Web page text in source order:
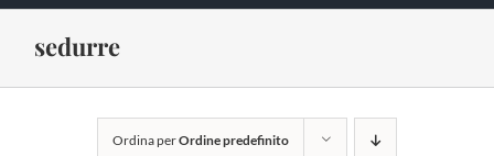
sedurre
Ordina perOrdine predefinito